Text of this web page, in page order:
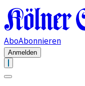
AboAbonnieren
Anmelden